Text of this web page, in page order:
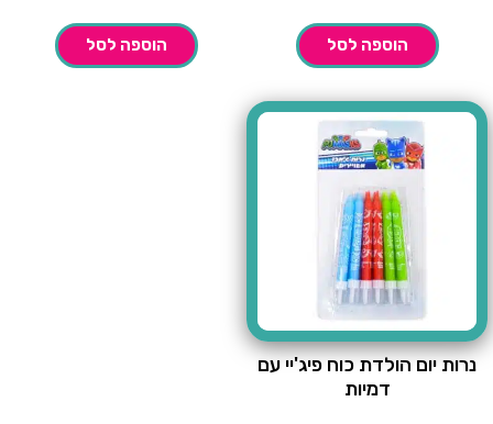
הוספה לסל הוספה לסל
נרות יום הולדת כוח פיג'יי עם
דמיות